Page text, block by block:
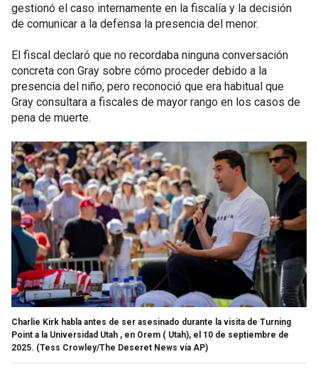
gestionó el caso internamente en la fiscalía y la decisión
de comunicar a la defensa la presencia del menor.
El fiscal declaró que no recordaba ninguna conversación
concreta con Gray sobre cómo proceder debido a la
presencia del niño, pero reconoció que era habitual que
Gray consultara a fiscales de mayor rango en los casos de
pena de muerte.
Charlie Kirk habla antes de ser asesinado durante la visita de Turning
Point a la Universidad Utah , en Orem ( Utah), el 10 de septiembre de
2025. (Tess Crowley/The Deseret News vía AP)